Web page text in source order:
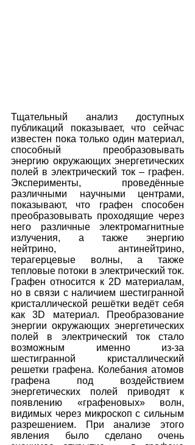
Тщательный анализ доступных
публикаций показывает, что сейчас
известен пока только один материал,
способный преобразовывать
энергию окружающих энергетических
полей в электрический ток – графен.
Эксперименты, проведённые
различными научными центрами,
показывают, что графен способен
преобразовывать проходящие через
него различные электромагнитные
излучения, а также энергию
нейтрино, антинейтрино,
терагерцевые волны, а также
тепловые потоки в электрический ток.
Графен относится к 2D материалам,
но в связи с наличием шестигранной
кристаллической решётки ведёт себя
как 3D материал. Преобразование
энергии окружающих энергетических
полей в электрический ток стало
возможным именно из-за
шестигранной кристаллический
решетки графена. Колебания атомов
графена под воздействием
энергетических полей приводят к
появлению «графеновых» волн,
видимых через микроскоп с сильным
разрешением. При анализе этого
явления было сделано очень